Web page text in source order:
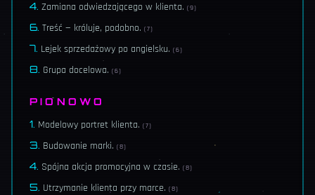
4. Zamiana odwiedzającego w klienta. (9)
6. Treść — króluje, podobno. (7)
7. Lejek sprzedażowy po angielsku. (6)
8. Grupa docelowa. (6)
PIONOWO
1. Modelowy portret klienta. (7)
3. Budowanie marki. (8)
4. Spójna akcja promocyjna w czasie. (8)
5. Utrzymanie klienta przy marce. (8)